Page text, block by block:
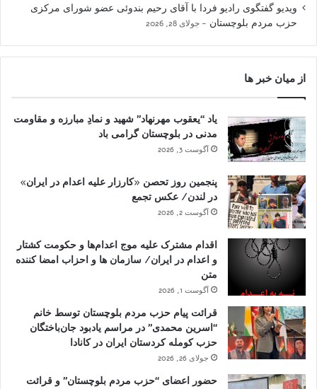
ویدیو گفتگوی رادیو فردا با آقای رحیم بندوئی عضو شورای مرکزی
حزب مردم بلوچستان
جولای 28, 2026
از میان خبر ها
یاد “یعقوب مهرنهاد” شهید و نمادِ مبارزه و مقاومت
مدنی در بلوچستان گرامی باد
آگوست 3, 2026
پنجمین روز تحصن «کارزار علیه اعدام در ایران»
در لندن/ عکس تجمع
آگوست 2, 2026
اقدام مشترک علیه موج اعدام‌ها و حکومت کشتار
و اعدام در ایران/ سازمان ها و احزاب امضا کننده
متن
آگوست 1, 2026
قرائت پیام حزب مردم بلوچستان توسط خانم
“اسرین محمدی” در مراسم یادبود جان‌باختگان
حزب کومله کردستان ایران در کانادا
جولای 26, 2026
حضور اعضای “حزب مردم بلوچستان” و قرائت